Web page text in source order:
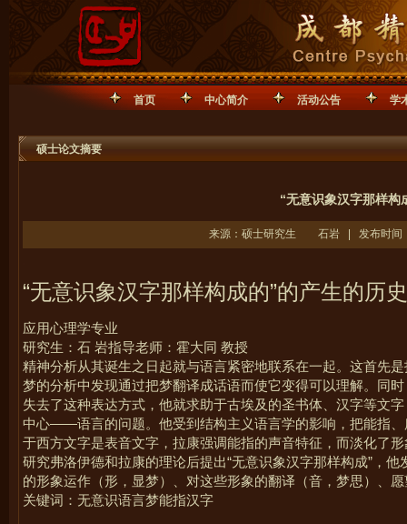
首页 中心简介 活动公告 学
硕士论文摘要
“无意识象汉字那样构
来源：硕士研究生 石岩 | 发布时间
“无意识象汉字那样构成的”的产生的历
应用心理学专业
研究生： 石 岩指导老师： 霍大同 教授
精神分析从其诞生之日起就与语言紧密地联系在一起。这首先
梦的分析中发现通过把梦翻译成话语而使它变得可以理解。同
失去了这种表达方式，他就求助于古埃及的圣书体、汉字等文
中心——语言的问题。他受到结构主义语言学的影响，把能指
于西方文字是表音文字，拉康强调能指的声音特征，而淡化了
研究弗洛伊德和拉康的理论后提出“无意识象汉字那样构成” ，
的形象运作（形，显梦）、对这些形象的翻译（音，梦思）、
关键词： 无意识语言梦能指汉字